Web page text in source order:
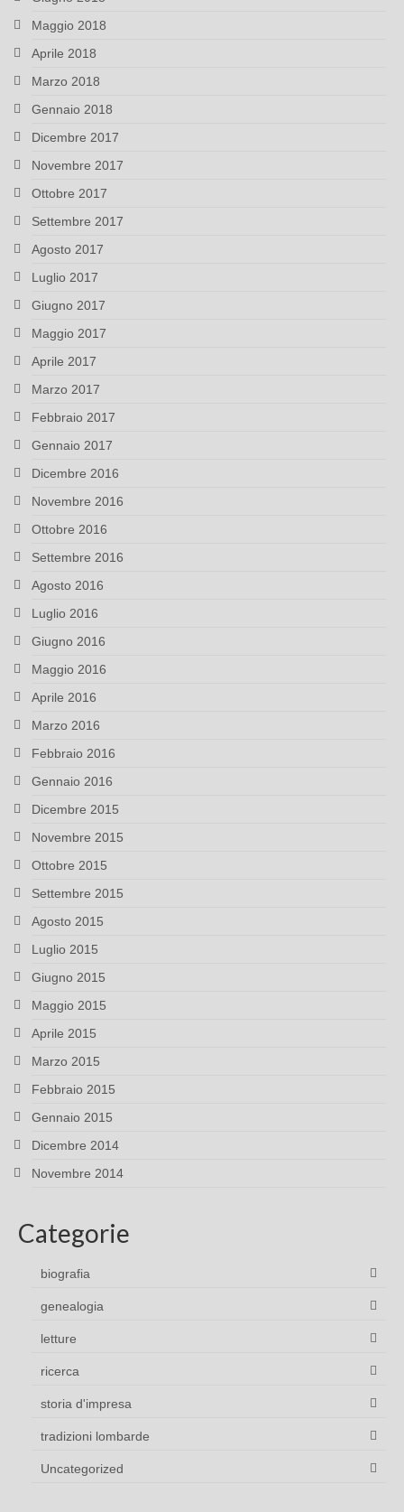
Maggio 2018
Aprile 2018
Marzo 2018
Gennaio 2018
Dicembre 2017
Novembre 2017
Ottobre 2017
Settembre 2017
Agosto 2017
Luglio 2017
Giugno 2017
Maggio 2017
Aprile 2017
Marzo 2017
Febbraio 2017
Gennaio 2017
Dicembre 2016
Novembre 2016
Ottobre 2016
Settembre 2016
Agosto 2016
Luglio 2016
Giugno 2016
Maggio 2016
Aprile 2016
Marzo 2016
Febbraio 2016
Gennaio 2016
Dicembre 2015
Novembre 2015
Ottobre 2015
Settembre 2015
Agosto 2015
Luglio 2015
Giugno 2015
Maggio 2015
Aprile 2015
Marzo 2015
Febbraio 2015
Gennaio 2015
Dicembre 2014
Novembre 2014
Categorie
biografia
genealogia
letture
ricerca
storia d'impresa
tradizioni lombarde
Uncategorized